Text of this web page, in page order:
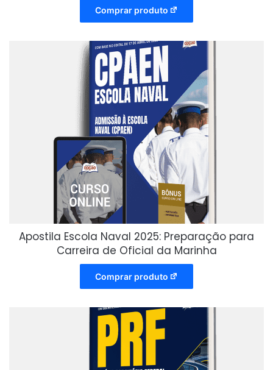
Comprar produto
Apostila Escola Naval 2025: Preparação para
Carreira de Oficial da Marinha
Comprar produto